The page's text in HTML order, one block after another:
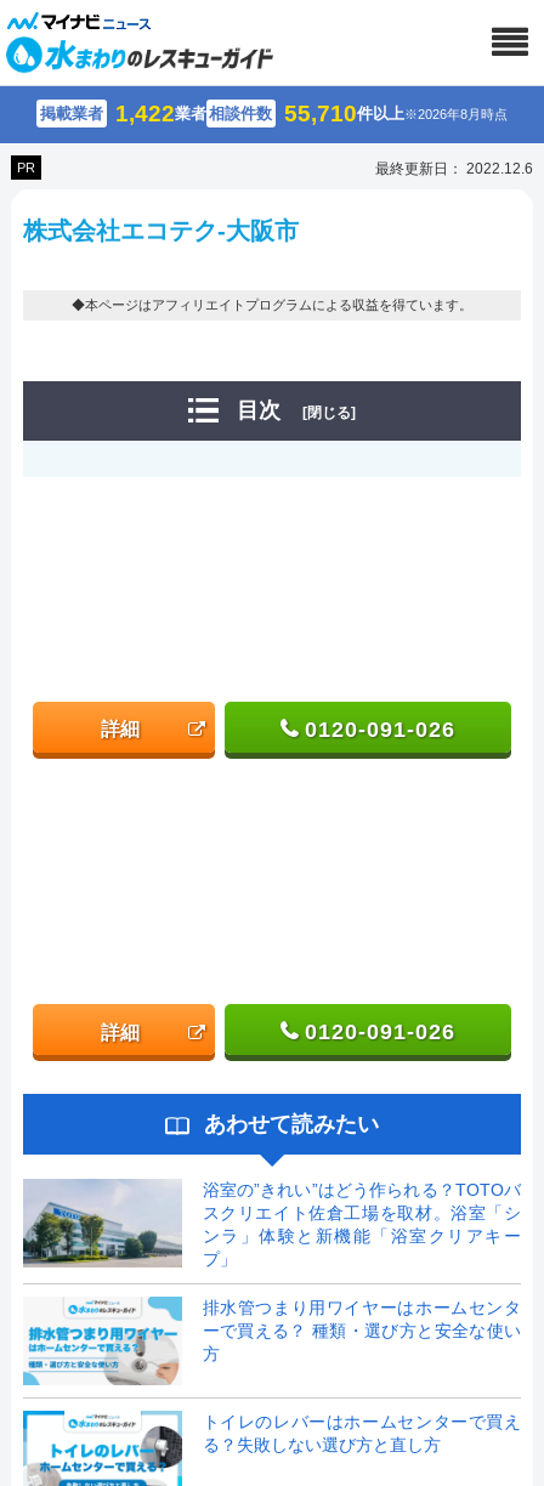
掲載業者 1,422業者相談件数 55,710件以上※2026年8月時点
PR 最終更新日： 2022.12.6
株式会社エコテク-大阪市
◆本ページはアフィリエイトプログラムによる収益を得ています。
目次 [閉じる]
詳細 0120-091-026
詳細 0120-091-026
あわせて読みたい
浴室の”きれい”はどう作られる？TOTOバ
スクリエイト佐倉工場を取材。浴室「シ
ンラ」体験と新機能「浴室クリアキー
プ」
排水管つまり用ワイヤーはホームセンタ
ーで買える？ 種類・選び方と安全な使い
方
トイレのレバーはホームセンターで買え
る？失敗しない選び方と直し方